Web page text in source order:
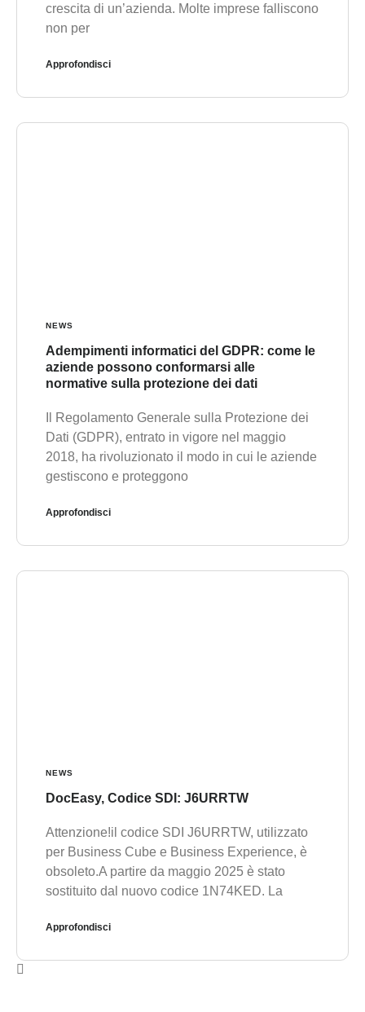
crescita di un’azienda. Molte imprese falliscono
non per
Approfondisci
NEWS
Adempimenti informatici del GDPR: come le
aziende possono conformarsi alle
normative sulla protezione dei dati
Il Regolamento Generale sulla Protezione dei
Dati (GDPR), entrato in vigore nel maggio
2018, ha rivoluzionato il modo in cui le aziende
gestiscono e proteggono
Approfondisci
NEWS
DocEasy, Codice SDI: J6URRTW
Attenzione!il codice SDI J6URRTW, utilizzato
per Business Cube e Business Experience, è
obsoleto.A partire da maggio 2025 è stato
sostituito dal nuovo codice 1N74KED. La
Approfondisci